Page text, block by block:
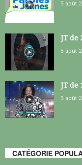
5 août
JT de
5 août
JT de
5 août
CATÉGORIE